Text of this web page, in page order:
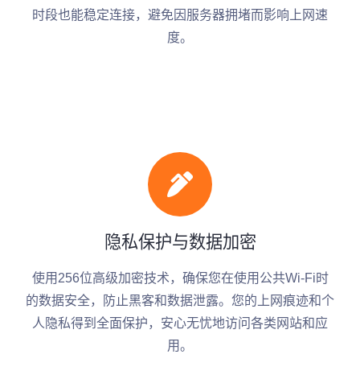
时段也能稳定连接，避免因服务器拥堵而影响上网速
度。
隐私保护与数据加密
使用256位高级加密技术，确保您在使用公共Wi-Fi时
的数据安全，防止黑客和数据泄露。您的上网痕迹和个
人隐私得到全面保护，安心无忧地访问各类网站和应
用。